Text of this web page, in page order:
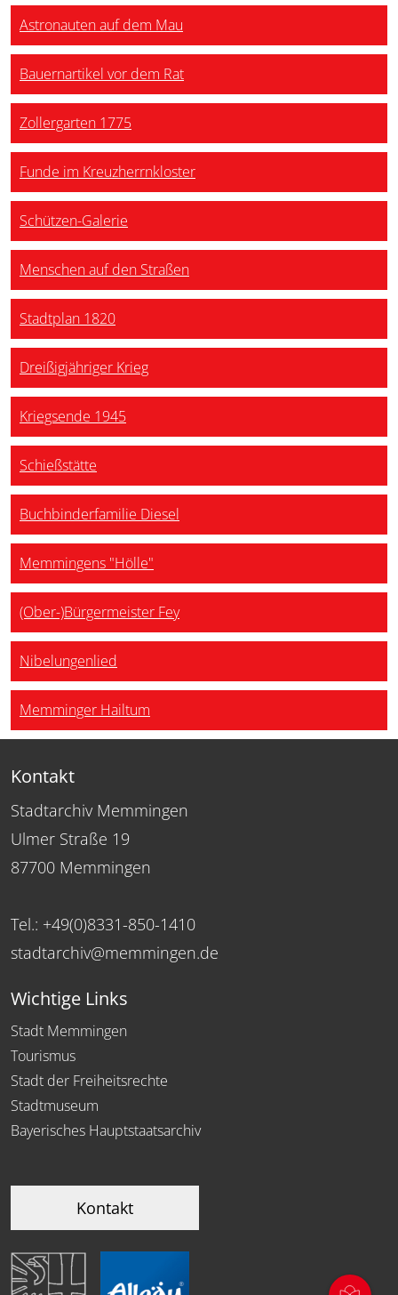
Astronauten auf dem Mau
Bauernartikel vor dem Rat
Zollergarten 1775
Funde im Kreuzherrnkloster
Schützen-Galerie
Menschen auf den Straßen
Stadtplan 1820
Dreißigjähriger Krieg
Kriegsende 1945
Schießstätte
Buchbinderfamilie Diesel
Memmingens "Hölle"
(Ober-)Bürgermeister Fey
Nibelungenlied
Memminger Hailtum
Kontakt
Stadtarchiv Memmingen
Ulmer Straße 19
87700 Memmingen
Tel.: +49(0)8331-850-1410
stadtarchiv@memmingen.de
Wichtige Links
Stadt Memmingen
Tourismus
Stadt der Freiheitsrechte
Stadtmuseum
Bayerisches Hauptstaatsarchiv
Kontakt